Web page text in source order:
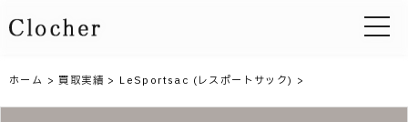
toggle
ホーム >買取実績 > LeSportsac (レスポートサック) >